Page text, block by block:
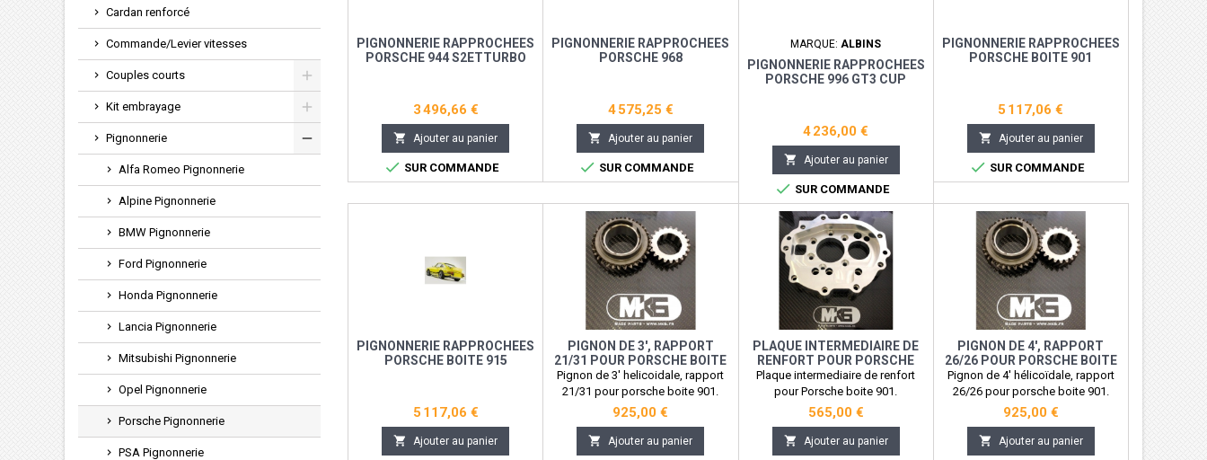
Cardan renforcé
Commande/Levier vitesses
Couples courts
Kit embrayage
Pignonnerie
Alfa Romeo Pignonnerie
Alpine Pignonnerie
BMW Pignonnerie
Ford Pignonnerie
Honda Pignonnerie
Lancia Pignonnerie
Mitsubishi Pignonnerie
Opel Pignonnerie
Porsche Pignonnerie
PSA Pignonnerie
PIGNONNERIE RAPPROCHEES
PORSCHE 944 S2ETTURBO
3 496,66 €
 Ajouter au panier
 SUR COMMANDE
PIGNONNERIE RAPPROCHEES
PORSCHE 968
4 575,25 €
 Ajouter au panier
 SUR COMMANDE
MARQUE:ALBINS
PIGNONNERIE RAPPROCHEES
PORSCHE 996 GT3 CUP
4 236,00 €
 Ajouter au panier
 SUR COMMANDE
PIGNONNERIE RAPPROCHEES
PORSCHE BOITE 901
5 117,06 €
 Ajouter au panier
 SUR COMMANDE
PIGNONNERIE RAPPROCHEES
PORSCHE BOITE 915
5 117,06 €
 Ajouter au panier
PIGNON DE 3', RAPPORT
21/31 POUR PORSCHE BOITE
901
Pignon de 3' helicoidale, rapport
21/31 pour porsche boite 901.
925,00 €
 Ajouter au panier
PLAQUE INTERMEDIAIRE DE
RENFORT POUR PORSCHE
BOITE 901
Plaque intermediaire de renfort
pour Porsche boite 901.
565,00 €
 Ajouter au panier
PIGNON DE 4', RAPPORT
26/26 POUR PORSCHE BOITE
901
Pignon de 4' hélicoïdale, rapport
26/26 pour porsche boite 901.
925,00 €
 Ajouter au panier